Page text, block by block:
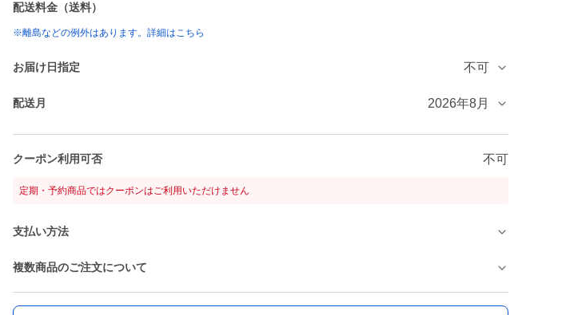
配送料金（送料）
※離島などの例外はあります。詳細はこちら
お届け日指定 不可
配送月 2026年8月
クーポン利用可否 不可
定期・予約商品ではクーポンはご利用いただけません
支払い方法
複数商品のご注文について